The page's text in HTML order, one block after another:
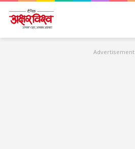
Advertisement